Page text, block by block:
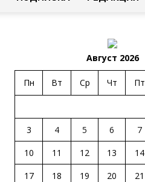
Август 2026
Пн Вт Ср Чт Пт
3
4 5 6 7
10
11 12 13 14
17
18 19 20 21